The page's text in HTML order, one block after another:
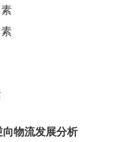
物流发展分析